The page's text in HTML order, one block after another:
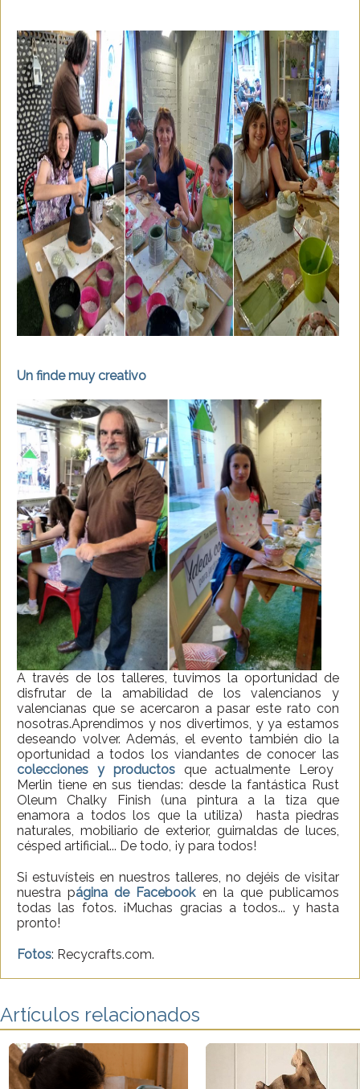
Un finde muy creativo
A través de los talleres, tuvimos la oportunidad de
disfrutar de la amabilidad de los valencianos y
valencianas que se acercaron a pasar este rato con
nosotras.Aprendimos y nos divertimos, y ya estamos
deseando volver. Además, el evento también dio la
oportunidad a todos los viandantes de conocer las
colecciones y productosque actualmente Leroy
Merlin tiene en sus tiendas: desde la fantástica Rust
Oleum Chalky Finish (una pintura a la tiza que
enamora a todos los que la utiliza) hasta piedras
naturales, mobiliario de exterior, guirnaldas de luces,
césped artificial... De todo, ¡y para todos!
Si estuvísteis en nuestros talleres, no dejéis de visitar
nuestra página de Facebooken la que publicamos
todas las fotos. ¡Muchas gracias a todos... y hasta
pronto!
Fotos: Recycrafts.com.
Artículos relacionados